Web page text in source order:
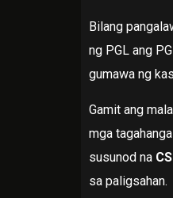
Bilang
ng PGL ang
gumawa ng
Gamit ang
mga
susunod na
sa paligsahan.